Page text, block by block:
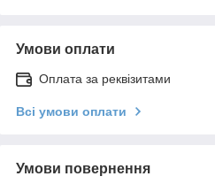
Умови оплати
Оплата за реквізитами
Всі умови оплати
Умови повернення